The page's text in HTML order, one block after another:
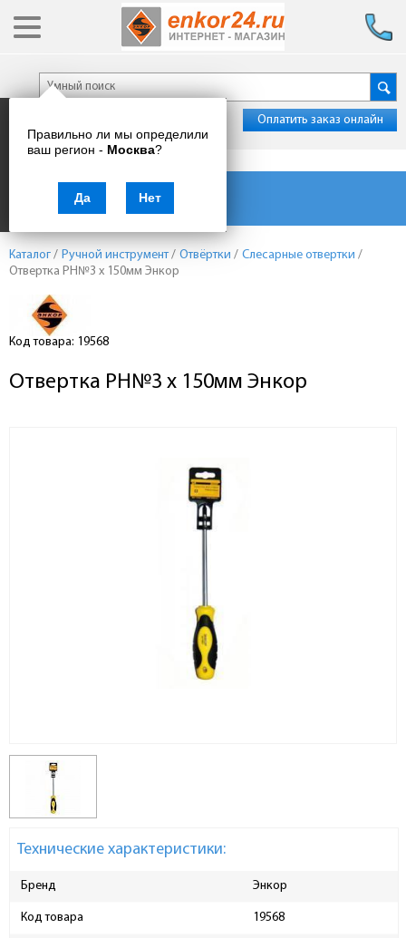
Правильно ли мы определили
ваш регион - Москва?
Да Нет
Оплатить заказ онлайн
Каталог товаров
Каталог / Ручной инструмент/ Отвёртки / Слесарные отвертки /
Отвертка PH№3 х 150мм Энкор
Код товара: 19568
Отвертка PH№3 х 150мм Энкор
Технические характеристики:
Бренд Энкор
Код товара 19568